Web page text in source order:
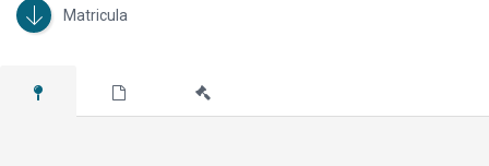
Matricula